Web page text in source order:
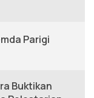
Parigi
Buktikan